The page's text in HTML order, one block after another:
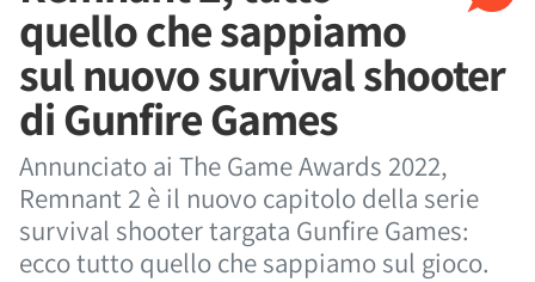
quello che sappiamo
sul nuovo survival shooter
di Gunfire Games
Annunciato ai The Game Awards 2022,
Remnant 2 è il nuovo capitolo della serie
survival shooter targata Gunfire Games:
ecco tutto quello che sappiamo sul gioco.